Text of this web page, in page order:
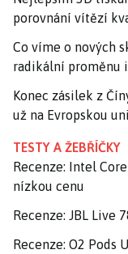
porovnání vítězí
Co víme o nových
radikální proměnu
Konec zásilek z
už na Evropskou
TESTY A ŽEBŘÍČKY
Recenze: Intel
nízkou cenu
Recenze: JBL Live
Recenze: O2 Pods